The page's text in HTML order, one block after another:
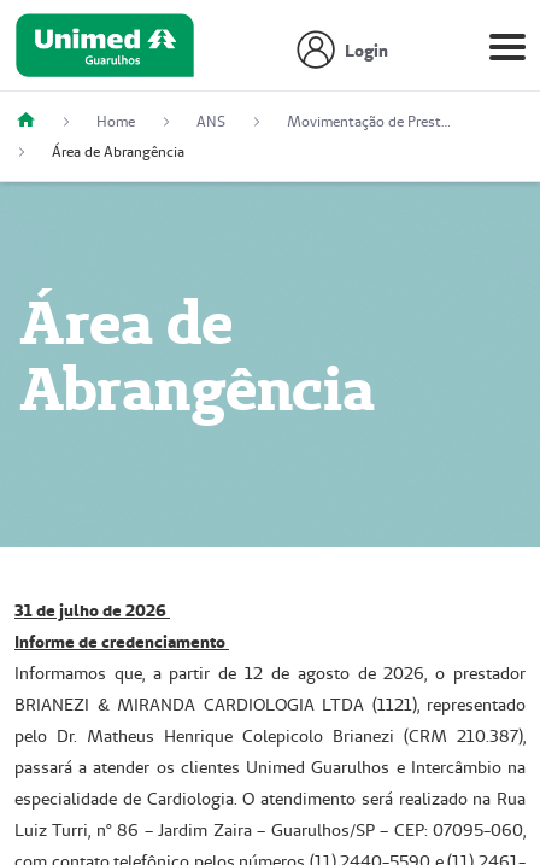
Login
Home ANS
Movimentação de Prestadores
Área de Abrangência
Área de
Abrangência
31 de julho de 2026
Informe de credenciamento
Informamos que, a partir de 12 de agosto de 2026, o prestador
BRIANEZI & MIRANDA CARDIOLOGIA LTDA (1121), representado
pelo Dr. Matheus Henrique Colepicolo Brianezi (CRM 210.387),
passará a atender os clientes Unimed Guarulhos e Intercâmbio na
especialidade de Cardiologia. O atendimento será realizado na Rua
Luiz Turri, nº 86 – Jardim Zaira – Guarulhos/SP – CEP: 07095-060,